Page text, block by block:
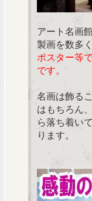
アート名画
製画を数多
ポスター等
です。
名画は飾る
はもちろん
ら落ち着い
ります。